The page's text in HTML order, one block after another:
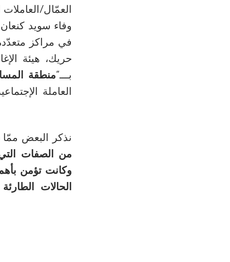
العمّال/
وفاء سويد
في مراكز
حريك، هيئة
بـــ”منطقة
العاملة
نذكر البعض ممّا
من الصفات
وكانت تؤمن
الحالات